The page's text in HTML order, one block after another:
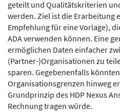
geteilt und Qualitätskriterien
werden. Ziel ist die Erarbeitung
Empfehlung für eine Vorlage),
ADA verwenden können. Eine
ermöglichen Daten einfacher
(Partner-)Organisationen zu
sparen. Gegebenenfalls
Organisationsgrenzen hinweg
Grundprinzip des HDP Nexus
Rechnung tragen würde.